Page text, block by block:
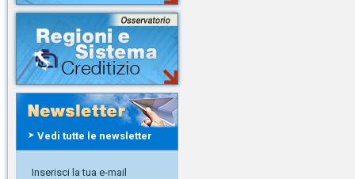
Vedi tutte le newsletter
Inserisci la tua e-mail